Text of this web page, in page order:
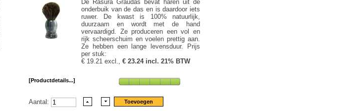
De Rasura Graudas bevat haren uit de
onderbuik van de das en is daardoor iets
ruwer. De kwast is 100% natuurlijk,
duurzaam en wordt met de hand
vervaardigd. Ze produceren een vol en
rijk scheerschuim en voelen prettig aan.
Ze hebben een lange levensduur. Prijs
per stuk:
€ 19.21 excl., € 23.24 incl. 21% BTW
[Productdetails...]
Aantal: